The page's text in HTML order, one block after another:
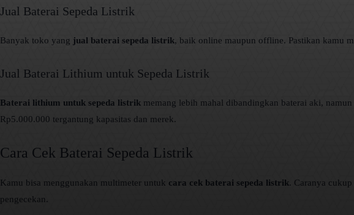
Jual Baterai Sepeda Listrik
Banyak toko yang jual baterai sepeda listrik, baik online maupun offline. Pastikan kamu
Jual Baterai Lithium untuk Sepeda Listrik
Baterai lithium untuk sepeda listrik memang lebih mahal dibandingkan baterai aki,
Rp5.000.000 tergantung kapasitas dan merek.
Cara Cek Baterai Sepeda Listrik
Kamu bisa menggunakan multimeter untuk cara cek baterai sepeda listrik. Caranya
pengecekan.